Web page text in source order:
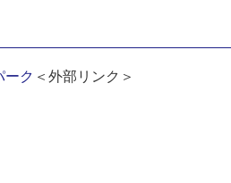
ーク ＜外部リンク＞